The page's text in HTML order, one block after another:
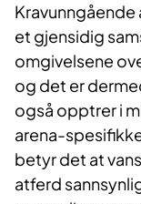
Kravunngående
et gjensidig
omgivelsene
og det er
også opptrer i
arena-
betyr det at
atferd